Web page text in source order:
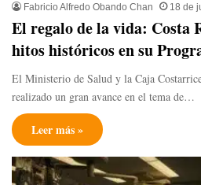
Fabricio Alfredo Obando Chan 18 de
El regalo de la vida: Costa
hitos históricos en su
El Ministerio de Salud y la Caja
realizado un gran avance en el tema de…
Leer más »